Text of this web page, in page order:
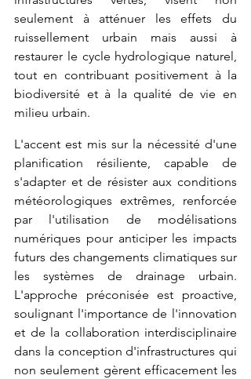
seulement à atténuer les effets du
ruissellement urbain mais aussi à
restaurer le cycle hydrologique naturel,
tout en contribuant positivement à la
biodiversité et à la qualité de vie en
milieu urbain.
L'accent est mis sur la nécessité d'une
planification résiliente, capable de
s'adapter et de résister aux conditions
météorologiques extrêmes, renforcée
par l'utilisation de modélisations
numériques pour anticiper les impacts
futurs des changements climatiques sur
les systèmes de drainage urbain.
L'approche préconisée est proactive,
soulignant l'importance de l'innovation
et de la collaboration interdisciplinaire
dans la conception d'infrastructures qui
non seulement gèrent efficacement les